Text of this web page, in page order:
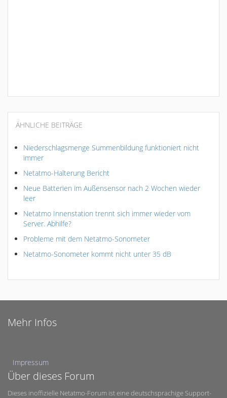
ÄHNLICHE BEITRÄGE
Niederschlagsmenge Summenbildung funktioniert nicht
immer
Netatmo-Halterung Bericht
Neue Batterien im Außensensor nach 2 Wochen wieder
leer
Netatmo Innenstation trennt sich immer wieder vom
Server. Abhilfe?
Probleme mit dem Netatmo-Sonometer
Netatmo-Sonometer kommt nicht unter 35 dB
Mehr Infos
Impressum
Über dieses Forum
Dieses inoffizielle Netatmo-Forum ist eine deutschsprachige Support-